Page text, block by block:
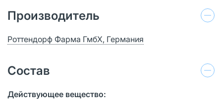
Производитель
Роттендорф Фарма ГмбХ, Германия
Состав
Действующее вещество: